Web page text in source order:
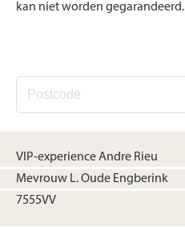
kan niet worden gegarandeerd.
VIP-experience Andre Rieu
Mevrouw L. Oude Engberink
7555VV